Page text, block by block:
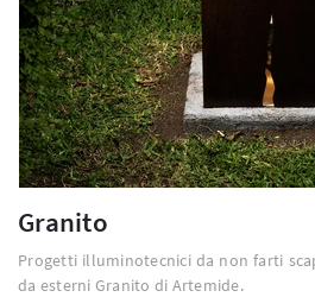
Granito
Progetti illuminotecnici da non farti
da esterni Granito di Artemide.